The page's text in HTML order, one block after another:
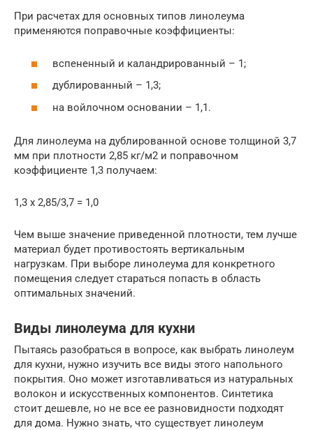
При расчетах для основных типов линолеума
применяются поправочные коэффициенты:
вспененный и каландрированный – 1;
дублированный – 1,3;
на войлочном основании – 1,1.
Для линолеума на дублированной основе толщиной 3,7
мм при плотности 2,85 кг/м2 и поправочном
коэффициенте 1,3 получаем:
1,3 х 2,85/3,7 = 1,0
Чем выше значение приведенной плотности, тем лучше
материал будет противостоять вертикальным
нагрузкам. При выборе линолеума для конкретного
помещения следует стараться попасть в область
оптимальных значений.
Виды линолеума для кухни
Пытаясь разобраться в вопросе, как выбрать линолеум
для кухни, нужно изучить все виды этого напольного
покрытия. Оно может изготавливаться из натуральных
волокон и искусственных компонентов. Синтетика
стоит дешевле, но не все ее разновидности подходят
для дома. Нужно знать, что существует линолеум